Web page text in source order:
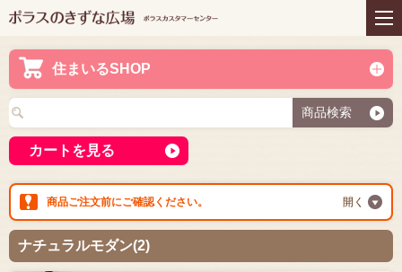
住まいの商品
ト
アフターサービス
ライフスタイルと住まい
プレゼント＆コミュニテ
お知らせ イベント
住まいるSHOP
商品検索
カートを見る
商品ご注文前にご確認ください。 開く
ナチュラルモダン(2)